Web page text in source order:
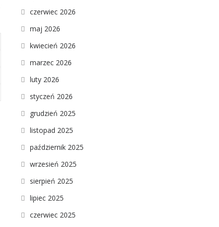
czerwiec 2026
maj 2026
kwiecień 2026
marzec 2026
luty 2026
styczeń 2026
grudzień 2025
listopad 2025
październik 2025
wrzesień 2025
sierpień 2025
lipiec 2025
czerwiec 2025